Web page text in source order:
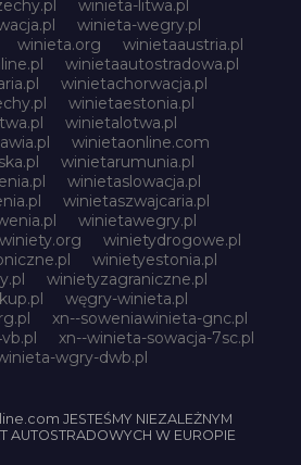
winieta-litwa.pl
winieta-wegry.pl
winieta.org
winietaaustria.pl
winietaautostradowa.pl
winietachorwacja.pl
winietaestonia.pl
winietalotwa.pl
winietaonline.com
winietarumunia.pl
winietaslowacja.pl
winietaszwajcaria.pl
winietawegry.pl
winiety.org
winietydrogowe.pl
winietyestonia.pl
winietyzagraniczne.pl
węgry-winieta.pl
xn--soweniawinieta-gnc.pl
xn--winieta-sowacja-7sc.pl
wgry-dwb.pl
JESTEŚMY NIEZALEŻNYM
AUTOSTRADOWYCH W EUROPIE